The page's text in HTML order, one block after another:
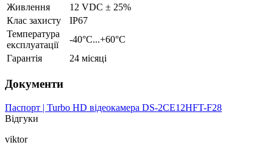
Живлення
12 VDC ± 25%
Клас захисту
IP67
Температура
експлуатації
-40°С...+60°С
Гарантія
24 місяці
Документи
Паспорт | Turbo HD відеокамера DS-2CE12HFT-F28
Відгуки
viktor